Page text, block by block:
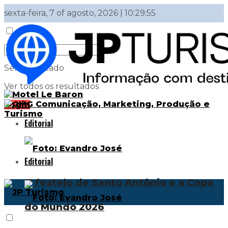
sexta-feira, 7 of agosto, 2026 | 10:29:55
Sem resultado
Ver todos os resultados
Login
Editorial
O festejo de Santo Antônio e a Copa
do Mundo 2026
Editorial